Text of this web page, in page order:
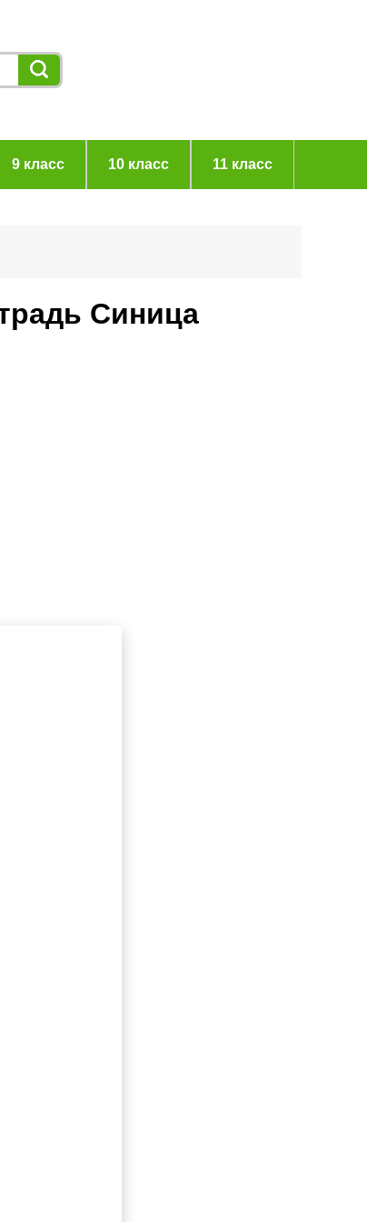
9 класс 10 класс 11 класс
Синица